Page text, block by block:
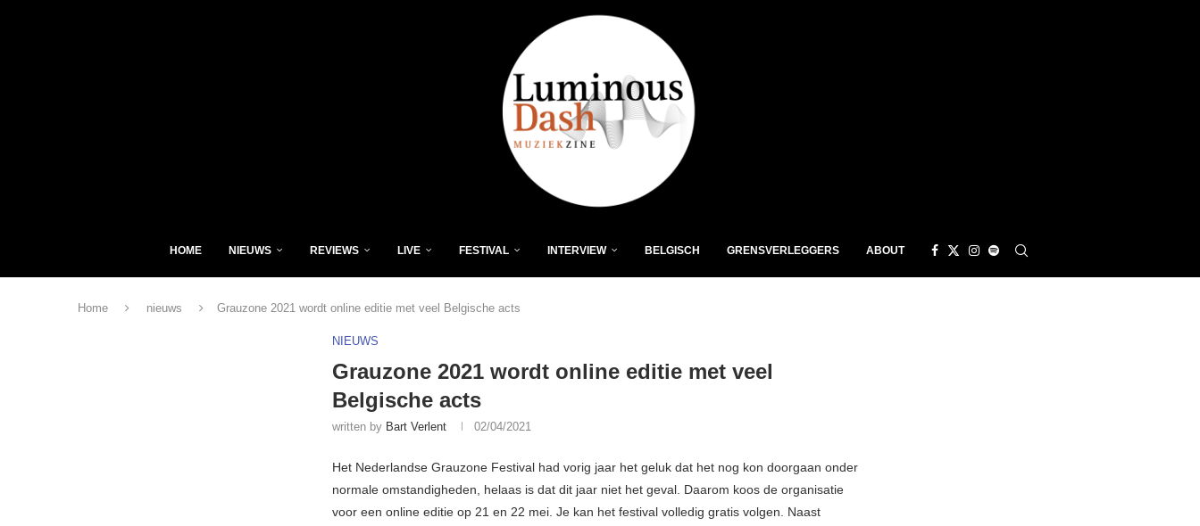
HOME NIEUWS REVIEWS LIVE FESTIVAL INTERVIEW BELGISCH GRENSVERLEGGERS ABOUT
Home nieuws Grauzone 2021 wordt online editie met veel Belgische acts
NIEUWS
Grauzone 2021 wordt online editie met veel
Belgische acts
written by Bart Verlent 02/04/2021
Het Nederlandse Grauzone Festival had vorig jaar het geluk dat het nog kon doorgaan onder
normale omstandigheden, helaas is dat dit jaar niet het geval. Daarom koos de organisatie
voor een online editie op 21 en 22 mei. Je kan het festival volledig gratis volgen. Naast